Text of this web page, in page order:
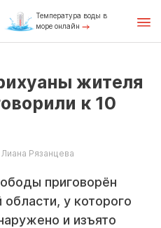
Температура воды в
море онлайн
жителя
к 10
Лиана Рязанцева
приговорён
у которого
и изъято